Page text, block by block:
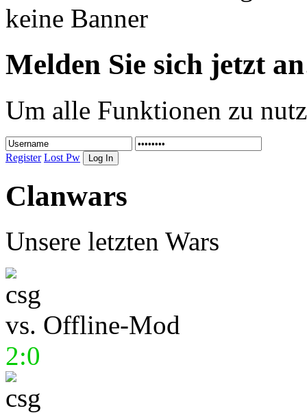
keine Banner
Melden Sie sich jetzt
Um alle Funktionen zu
Register Lost Pw
Clanwars
Unsere letzten Wars
vs. Offline-Mod
2:0